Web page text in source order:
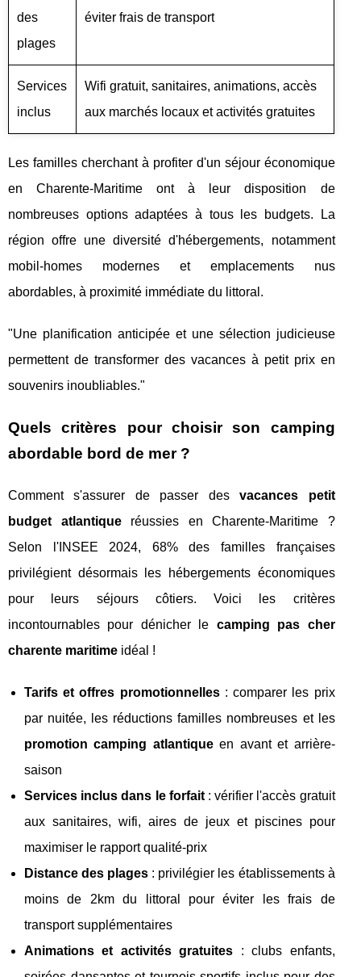
des
plages
éviter frais de transport
Services
inclus
Wifi gratuit, sanitaires, animations, accès
aux marchés locaux et activités gratuites
Les familles cherchant à profiter d'un séjour économique
en Charente-Maritime ont à leur disposition de
nombreuses options adaptées à tous les budgets. La
région offre une diversité d'hébergements, notamment
mobil-homes modernes et emplacements nus
abordables, à proximité immédiate du littoral.
"Une planification anticipée et une sélection judicieuse
permettent de transformer des vacances à petit prix en
souvenirs inoubliables."
Quels critères pour choisir son camping
abordable bord de mer ?
Comment s'assurer de passer desvacances petit
budget atlantiqueréussies en Charente-Maritime ?
Selon l'INSEE 2024, 68% des familles françaises
privilégient désormais les hébergements économiques
pour leurs séjours côtiers. Voici les critères
incontournables pour dénicher le camping pas cher
charente maritime idéal !
Tarifs et offres promotionnelles: comparer les prix
par nuitée, les réductions familles nombreuses et les
promotion camping atlantiqueen avant et arrière-
saison
Services inclus dans le forfait: vérifier l'accès gratuit
aux sanitaires, wifi, aires de jeux et piscines pour
maximiser le rapport qualité-prix
Distance des plages : privilégier les établissements à
moins de 2km du littoral pour éviter les frais de
transport supplémentaires
Animations et activités gratuites : clubs enfants,